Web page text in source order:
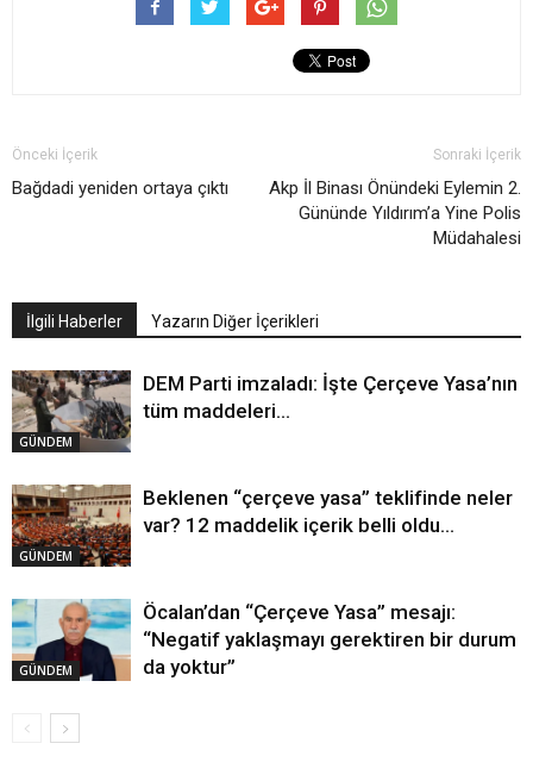
Önceki İçerik
Bağdadi yeniden ortaya çıktı
Sonraki İçerik
Akp İl Binası Önündeki Eylemin 2.
Gününde Yıldırım’a Yine Polis
Müdahalesi
İlgili Haberler Yazarın Diğer İçerikleri
GÜNDEM
DEM Parti imzaladı: İşte Çerçeve Yasa’nın
tüm maddeleri…
GÜNDEM
Beklenen “çerçeve yasa” teklifinde neler
var? 12 maddelik içerik belli oldu…
GÜNDEM
Öcalan’dan “Çerçeve Yasa” mesajı:
“Negatif yaklaşmayı gerektiren bir durum
da yoktur”